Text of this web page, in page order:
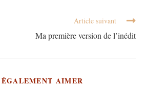
Article suivant
Ma première version de l’inédit
AIMER